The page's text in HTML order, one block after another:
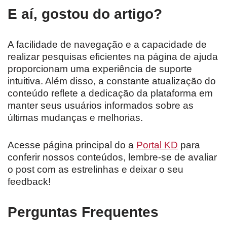
E aí, gostou do artigo?
A facilidade de navegação e a capacidade de
realizar pesquisas eficientes na página de ajuda
proporcionam uma experiência de suporte
intuitiva. Além disso, a constante atualização do
conteúdo reflete a dedicação da plataforma em
manter seus usuários informados sobre as
últimas mudanças e melhorias.
Acesse página principal do a Portal KD para
conferir nossos conteúdos, lembre-se de avaliar
o post com as estrelinhas e deixar o seu
feedback!
Perguntas Frequentes